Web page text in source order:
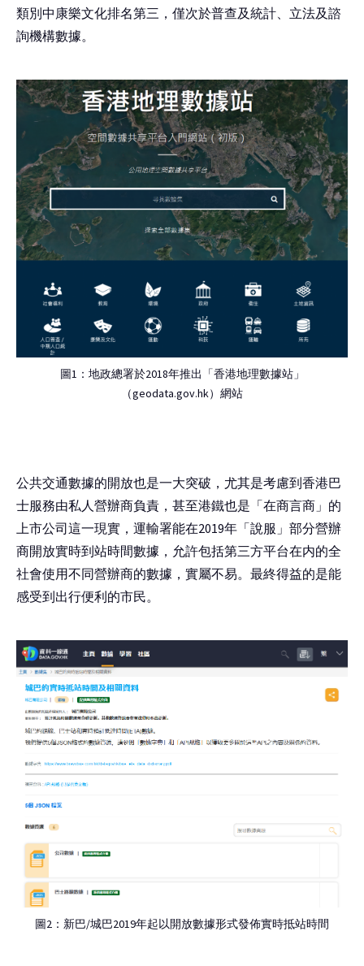
類別中康樂文化排名第三，僅次於普查及統計、立法及諮
詢機構數據。
圖1：地政總署於2018年推出「香港地理數據站」
（geodata.gov.hk）網站
公共交通數據的開放也是一大突破，尤其是考慮到香港巴
士服務由私人營辦商負責，甚至港鐵也是「在商言商」的
上市公司這一現實，運輸署能在2019年「說服」部分營辦
商開放實時到站時間數據，允許包括第三方平台在内的全
社會使用不同營辦商的數據，實屬不易。最終得益的是能
感受到出行便利的市民。
圖2：新巴/城巴2019年起以開放數據形式發佈實時抵站時間